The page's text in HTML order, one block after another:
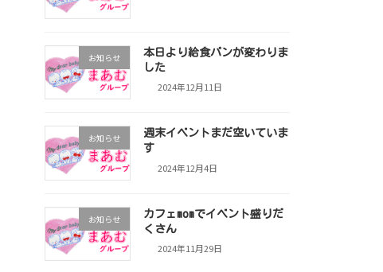
お知らせ
本日より給食パンが変わりま
した
2024年12月11日
お知らせ
週末イベントまだ空いていま
す
2024年12月4日
お知らせ
カフェmomでイベント盛りだ
くさん
2024年11月29日